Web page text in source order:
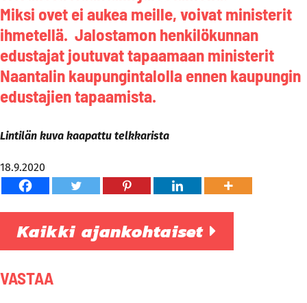
Miksi ovet ei aukea meille, voivat ministerit
ihmetellä. Jalostamon henkilökunnan
edustajat joutuvat tapaamaan ministerit
Naantalin kaupungintalolla ennen kaupungin
edustajien tapaamista.
Lintilän kuva kaapattu telkkarista
18.9.2020
Kaikki ajankohtaiset
VASTAA